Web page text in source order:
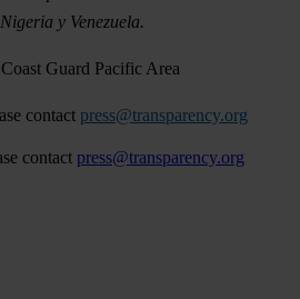
y Venezuela.
Guard Pacific Area
contact press@transparency.org
contact press@transparency.org